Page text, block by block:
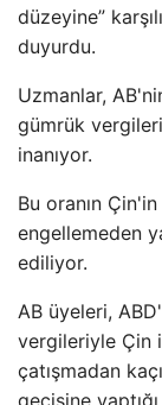
düzeyine”
duyurdu.
Uzmanlar,
gümrük
inanıyor.
Bu oranın
engellemeden
ediliyor.
AB üyeleri,
vergileriyle Çin
çatışmadan
geçişine